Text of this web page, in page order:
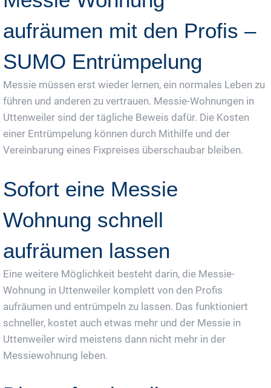
aufräumen mit den Profis –
SUMO Entrümpelung
Messie müssen erst wieder lernen, ein normales Leben zu
führen und anderen zu vertrauen. Messie-Wohnungen in
Uttenweiler sind der tägliche Beweis dafür. Die Kosten
einer Entrümpelung können durch Mithilfe und der
Vereinbarung eines Fixpreises überschaubar bleiben.
Sofort eine Messie
Wohnung schnell
aufräumen lassen
Eine weitere Möglichkeit besteht darin, die Messie-
Wohnung in Uttenweiler komplett von den Profis
aufräumen und entrümpeln zu lassen. Das funktioniert
schneller, kostet auch etwas mehr und der Messie in
Uttenweiler wird meistens dann nicht mehr in der
Messiewohnung leben.